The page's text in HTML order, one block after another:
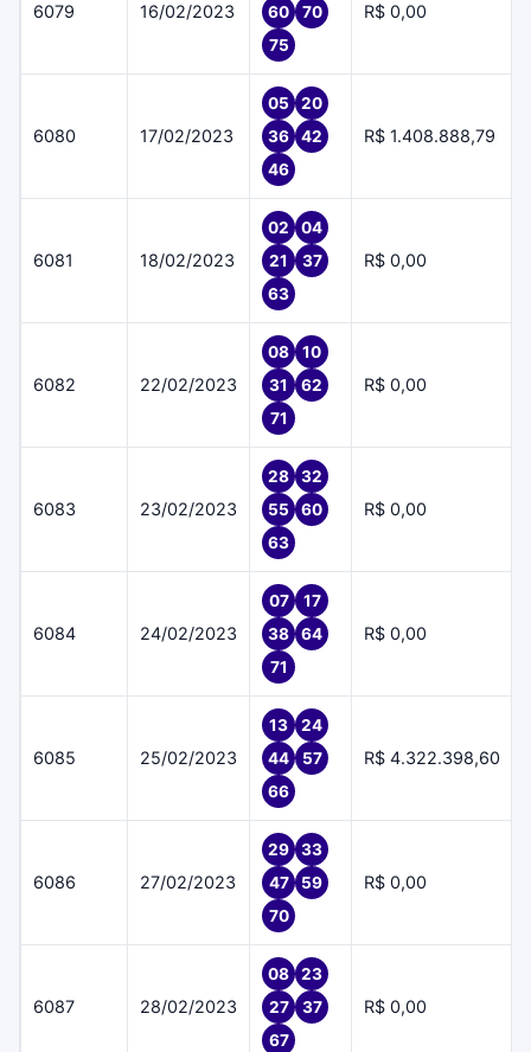
6079 16/02/2023
60
70
75
R$ 0,00
6080 17/02/2023
05
20
36
42
46
R$ 1.408.888,79
6081 18/02/2023
02
04
21
37
63
R$ 0,00
6082 22/02/2023
08
10
31
62
71
R$ 0,00
6083 23/02/2023
28
32
55
60
63
R$ 0,00
6084 24/02/2023
07
17
38
64
71
R$ 0,00
6085 25/02/2023
13
24
44
57
66
R$ 4.322.398,60
6086 27/02/2023
29
33
47
59
70
R$ 0,00
6087 28/02/2023
08
23
27
37
67
R$ 0,00